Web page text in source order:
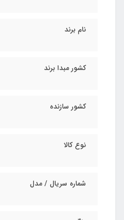
نام برند
کشور مبدا برند
کشور سازنده
نوع کالا
شماره سریال / مدل